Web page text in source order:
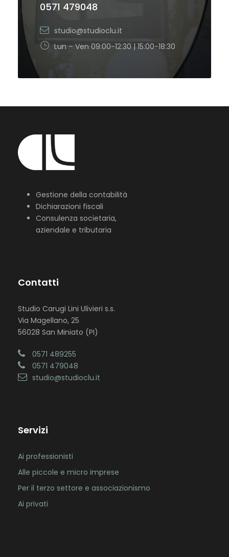
0571 479048
studio@studioclu.it
Lun – Ven 09:00-12:30 | 15:00-18:30
Gestione della contabilità
Dichiarazioni fiscali
Consulenza societaria,
aziendale e tributaria
Contatti
Studio Carugi Lini Ulivieri s.s.
Via Magellano, 25
56028 San Miniato (PI)
0571 489255
0571 479048
studio@studioclu.it
Servizi
Ai professionisti
Alle piccole e micro imprese
Per il terzo settore e associazionismo
Ai privati